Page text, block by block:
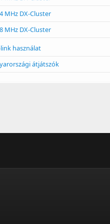
MHz DX-Cluster
MHz DX-Cluster
használat
átjátszók